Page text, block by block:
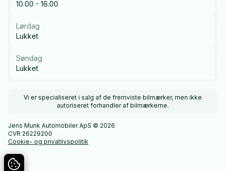
10.00 - 16.00
Lørdag
Lukket
Søndag
Lukket
Vi er specialiseret i salg af de fremviste bilmærker, men ikke
autoriseret forhandler af bilmærkerne.
Jens Munk Automobiler ApS © 2026
CVR 26229200
Cookie- og privatlivspolitik